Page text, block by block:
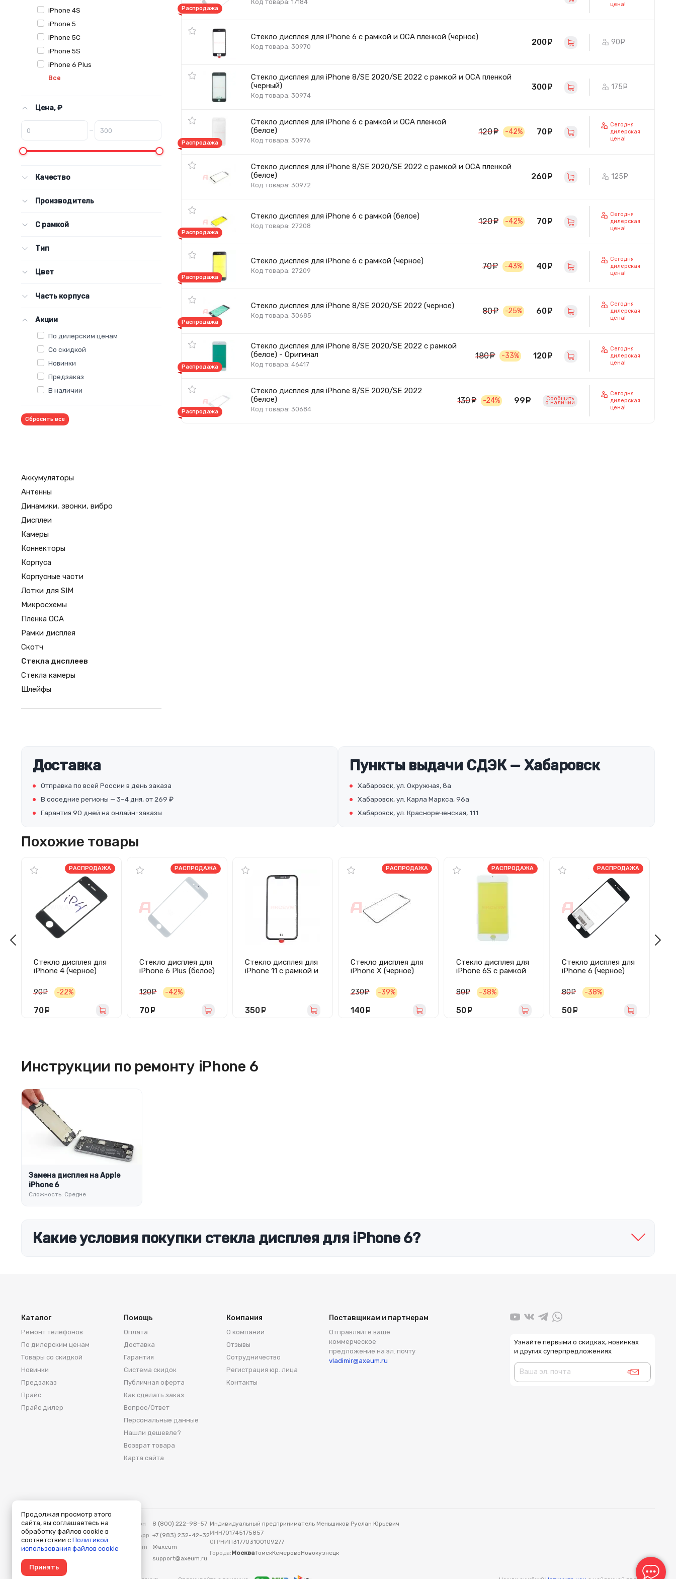
iPhone 4S
iPhone 5
iPhone 5C
iPhone 5S
iPhone 6 Plus
Все
Цена, ₽
–
Качество
Производитель
С рамкой
Тип
Цвет
Часть корпуса
Акции
По дилерским ценам
Со скидкой
Новинки
Предзаказ
В наличии
Сбросить все
Аккумуляторы
Антенны
Динамики, звонки, вибро
Дисплеи
Камеры
Коннекторы
Корпуса
Корпусные части
Лотки для SIM
Микросхемы
Пленка OCA
Рамки дисплея
Скотч
Стекла дисплеев
Стекла камеры
Шлейфы
Код товара: 17184
Распродажа
цена!
Стекло дисплея для iPhone 6 с рамкой и OCA пленкой (черное)
Код товара: 30970 200 руб. 90
Стекло дисплея для iPhone 8/SE 2020/SE 2022 с рамкой и OCA пленкой
(черный)
Код товара: 30974
300 руб. 175
Стекло дисплея для iPhone 6 с рамкой и OCA пленкой
(белое)
Код товара: 30976
Распродажа
120 руб.
-42% 70 руб.
Сегодня
дилерская
цена!
Стекло дисплея для iPhone 8/SE 2020/SE 2022 с рамкой и OCA пленкой
(белое)
Код товара: 30972
260 руб. 125
Стекло дисплея для iPhone 6 с рамкой (белое)
Код товара: 27208
Распродажа
120 руб.
-42% 70 руб.
Сегодня
дилерская
цена!
Стекло дисплея для iPhone 6 с рамкой (черное)
Код товара: 27209
Распродажа
70 руб.
-43% 40 руб.
Сегодня
дилерская
цена!
Стекло дисплея для iPhone 8/SE 2020/SE 2022 (черное)
Код товара: 30685
Распродажа
80 руб.
-25% 60 руб.
Сегодня
дилерская
цена!
Стекло дисплея для iPhone 8/SE 2020/SE 2022 с рамкой
(белое) - Оригинал
Код товара: 46417
Распродажа
180 руб.
-33% 120 руб.
Сегодня
дилерская
цена!
Стекло дисплея для iPhone 8/SE 2020/SE 2022
(белое)
Код товара: 30684
Распродажа
130 руб.
-24% 99 руб.
Сообщить
o наличии
Сегодня
дилерская
цена!
Доставка
Отправка по всей России в день заказа
В соседние регионы — 3–4 дня, от 269 ₽
Гарантия 90 дней на онлайн-заказы
Пункты выдачи СДЭК — Хабаровск
Хабаровск, ул. Окружная, 8а
Хабаровск, ул. Карла Маркса, 96а
Хабаровск, ул. Краснореченская, 111
Похожие товары
Стекло дисплея для
iPhone 4 (черное)
РАСПРОДАЖА
90 руб.
-22%
70
Стекло дисплея для
iPhone 6 Plus (белое)
РАСПРОДАЖА
120 руб.
-42%
70
Стекло дисплея для
iPhone 11 с рамкой и
350
Стекло дисплея для
iPhone X (черное)
РАСПРОДАЖА
230 руб.
-39%
140
Стекло дисплея для
iPhone 6S с рамкой
РАСПРОДАЖА
80 руб.
-38%
50
Стекло дисплея для
iPhone 6 (черное)
РАСПРОДАЖА
80 руб.
-38%
50
Инструкции по ремонту iPhone 6
Замена дисплея на Apple
iPhone 6
Сложность: Средне
Какие условия покупки стекла дисплея для iPhone 6?
Каталог
Ремонт телефонов
По дилерским ценам
Товары со скидкой
Новинки
Предзаказ
Прайс
Прайс дилер
Помощь
Оплата
Доставка
Гарантия
Система скидок
Публичная оферта
Как сделать заказ
Вопрос/Ответ
Персональные данные
Нашли дешевле?
Возврат товара
Карта сайта
Компания
О компании
Отзывы
Сотрудничество
Регистрация юр. лица
Контакты
Поставщикам и партнерам
Отправляйте ваше
коммерческое
предложение на эл. почту
vladimir@axeum.ru
Узнайте первыми о скидках, новинках
и других суперпредложениях
Аксеум — Москва
115419, Москва, ул. Вавилова, д. 3
Телефон
8 (800) 222-98-57
WhatsApp +7 (983) 232-42-32
Telegram
@axeum
support@axeum.ru
Индивидуальный предприниматель Меньшиков Руслан Юрьевич
ИНН701745175857
ОГРНИП317703100109277
Города:МоскваТомскКемеровоНовокузнецк
Продолжая просмотр этого
сайта, вы соглашаетесь на
обработку файлов cookie в
соответствии сПолитикой
использования файлов cookie
Принять